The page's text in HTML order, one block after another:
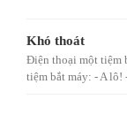
Khó thoát
Điện thoại một tiệm
tiệm bắt máy: - A lô!